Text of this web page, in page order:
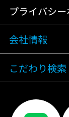
プライバシ
会社情報
こだわり検索